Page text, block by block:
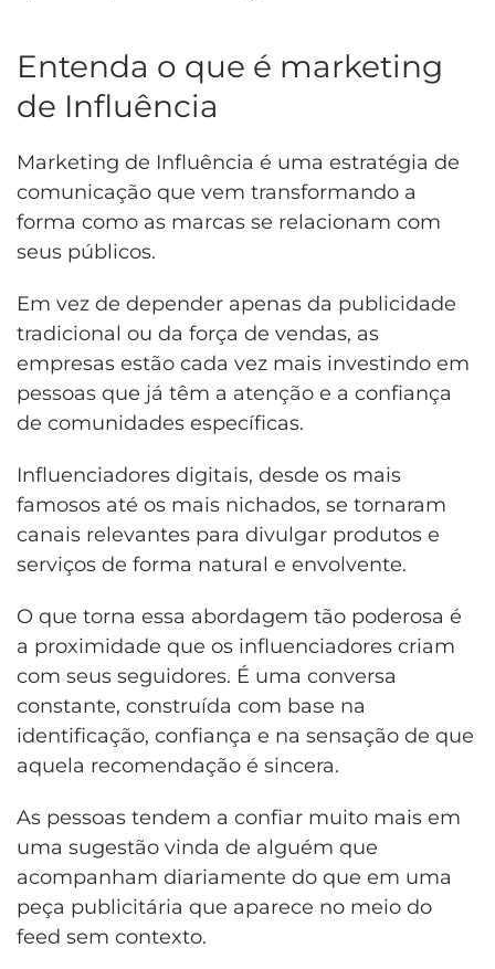
Entenda o que é marketing
de Influência
Marketing de Influência é uma estratégia de
comunicação que vem transformando a
forma como as marcas se relacionam com
seus públicos.
Em vez de depender apenas da publicidade
tradicional ou da força de vendas, as
empresas estão cada vez mais investindo em
pessoas que já têm a atenção e a confiança
de comunidades específicas.
Influenciadores digitais, desde os mais
famosos até os mais nichados, se tornaram
canais relevantes para divulgar produtos e
serviços de forma natural e envolvente.
O que torna essa abordagem tão poderosa é
a proximidade que os influenciadores criam
com seus seguidores. É uma conversa
constante, construída com base na
identificação, confiança e na sensação de que
aquela recomendação é sincera.
As pessoas tendem a confiar muito mais em
uma sugestão vinda de alguém que
acompanham diariamente do que em uma
peça publicitária que aparece no meio do
feed sem contexto.